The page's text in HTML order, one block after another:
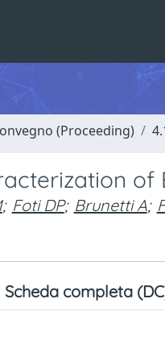
(Proceeding)
of
; Foti DP; Brunetti A;
Scheda completa